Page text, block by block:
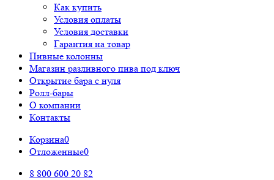
Как купить
Условия оплаты
Условия доставки
Гарантия на товар
Пивные колонны
Магазин разливного пива под ключ
Открытие бара с нуля
Ролл-бары
О компании
Контакты
Корзина0
Отложенные0
8 800 600 20 82